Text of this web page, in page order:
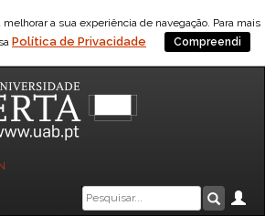
a sua experiência de navegação. Para mais
Política de Privacidade Compreendi
Caixa
de